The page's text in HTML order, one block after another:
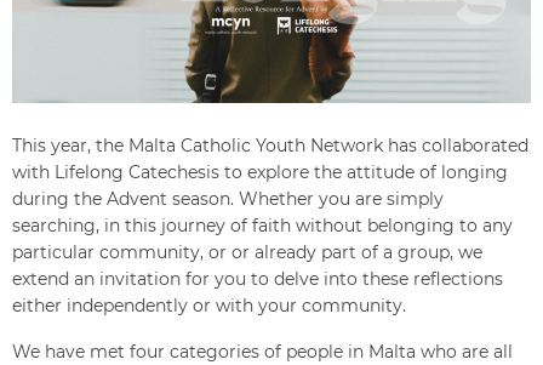
This year, the Malta Catholic Youth Network has collaborated
with Lifelong Catechesis to explore the attitude of longing
during the Advent season. Whether you are simply
searching, in this journey of faith without belonging to any
particular community, or or already part of a group, we
extend an invitation for you to delve into these reflections
either independently or with your community.
We have met four categories of people in Malta who are all